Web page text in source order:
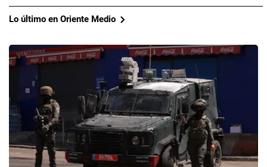
Lo último en Oriente Medio